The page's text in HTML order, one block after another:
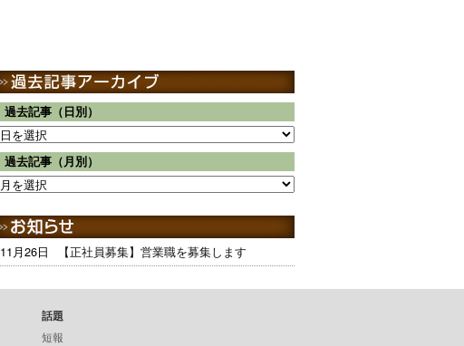
過去記事（日別）
過去記事（月別）
11月26日 【正社員募集】営業職を募集します
話題
短報